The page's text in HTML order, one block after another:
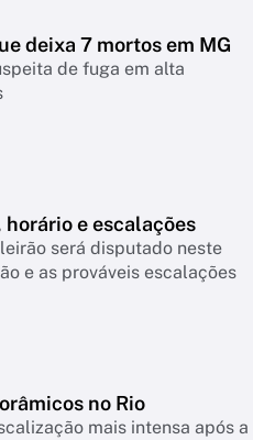
deixa 7 mortos em MG
de fuga em alta
e escalações
será disputado neste
e as prováveis escalações
no Rio
mais intensa após a